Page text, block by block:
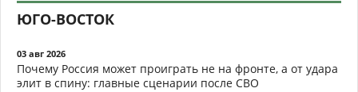
ЮГО-ВОСТОК
03 авг 2026
Почему Россия может проиграть не на фронте, а от удара
элит в спину: главные сценарии после СВО